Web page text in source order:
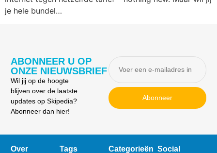
je hele bundel…
ABONNEER U OP
ONZE NIEUWSBRIEF
Wil jij op de hoogte
blijven over de laatste
updates op Skipedia?
Abonneer dan hier!
Abonneer
Over Tags Categorieën Social